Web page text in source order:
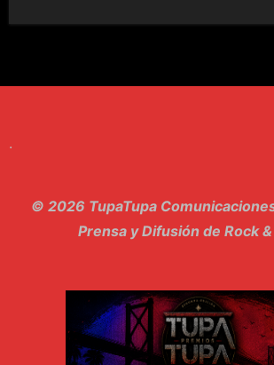
12. dolor - Piel
14. Llanto en el Cielo - Carmaleon
15. Pachakuti - Pleia
.
© 2026 TupaTupa
Prensa y Difusión de Rock